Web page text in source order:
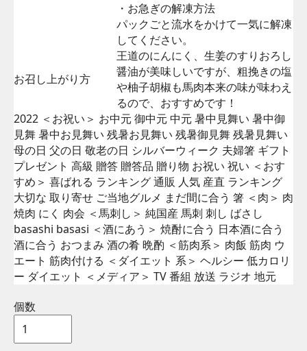
・お急ぎの解凍方法
パックごと流水をかけて一気に解凍
してください。
お召し上がり方
王道のにんにく、生姜のすりおろし
醤油が美味しいですが、粗挽きの塩
や柚子胡椒も馬肉本来の味が味わえ
るので、おすすめです！
2022 ＜お祝い＞ お中元 御中元 中元 暑中見舞い 暑中御
見舞 暑中お見舞い 残暑お見舞い 残暑御見舞 残暑見舞い
母の日 父の日 敬老の日 シルバーウィーク 夫婦箸 ギフト
プレゼント 高級 贈答 贈答品 贈り物 お祝い 祝い ＜おす
すめ＞ 喜ばれる ランキング 通販 人気 産直 ランキング
大切な 取り寄せ ご当地グルメ まだ間に合う 箸 ＜肉＞ 肉
焼肉 にく 肉会 ＜馬刺し＞ 純国産 馬刺 刺し ばさし
basashi basasi ＜酒にあう＞ 焼酎に合う 日本酒に合う
酒に合う おつまみ 酒の肴 晩酌 ＜筋肉系＞ 肉飯 筋肉 ウ
エート 筋肉付ける ＜ダイエット 系＞ ヘルシー 低カロリ
ー ダイエット ＜メディア＞ TV 番組 放送 ラジオ 地元
個数